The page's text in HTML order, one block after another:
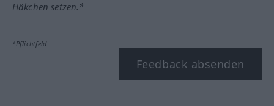
Häkchen setzen.*
*Pflichtfeld
Feedback absenden